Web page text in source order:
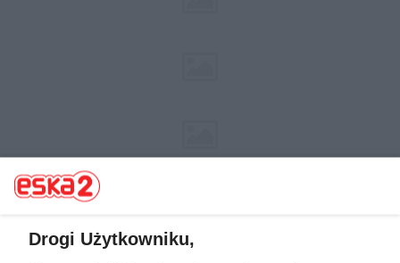
Drogi Użytkowniku,